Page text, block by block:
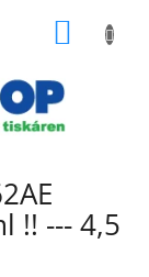
!! --- 4,5